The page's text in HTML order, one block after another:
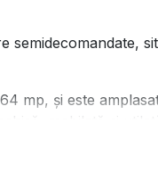
mp, și este